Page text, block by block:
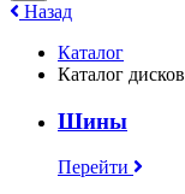
Назад
Каталог
Каталог дисков
Шины
Перейти